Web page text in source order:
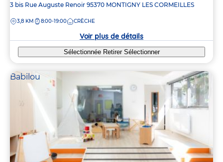
Adresse
la
3 bis Rue Auguste Renoir 95370 MONTIGNY LES CORMEILLES
DISTANCE
3,8 KM 8:00-19:00 CRÈCHE
Voir plus de détails
Sélectionnée Retirer Sélectionner
Babilou